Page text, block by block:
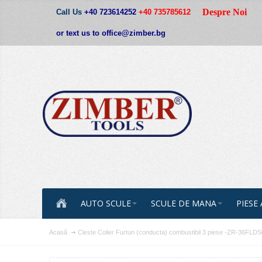
Call Us +40 723614252 +40 735785612
or text us to office@zimber.bg
Despre Noi
AUTO SCULE SCULE DE MANA
Acasă Cleste Colier Furtun (conducta) combustibil 3 piese -ZR-